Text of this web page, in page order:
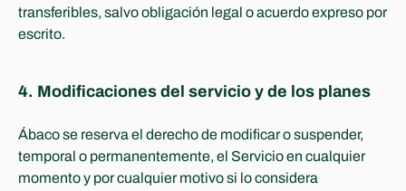
transferibles, salvo obligación legal o acuerdo expreso por
escrito.
4. Modificaciones del servicio y de los planes
Ábaco se reserva el derecho de modificar o suspender,
temporal o permanentemente, el Servicio en cualquier
momento y por cualquier motivo si lo considera